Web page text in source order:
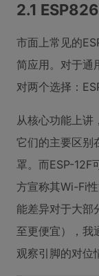
2.1
市面上常见的
简应用。对于通
对两个选择：
从核心功能上讲
它们的主要区别
罩。而ESP-12F
方宣称其Wi-Fi
能差异对于大部
至更便宜），我
观察引脚的对位